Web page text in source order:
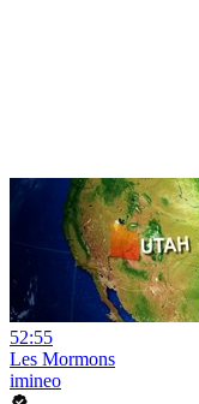
52:55
Les Mormons
imineo